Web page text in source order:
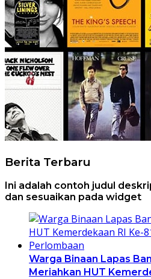
Berita Terbaru
Ini adalah contoh judul
dan sesuaikan pada widget
Warga Binaan Lapas
Meriahkan HUT